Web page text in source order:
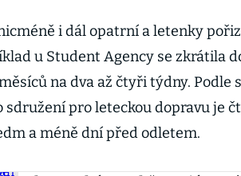
i dál opatrní a letenky
u Student Agency se zkrátila
na dva až čtyři týdny. Podle
sdružení pro leteckou dopravu je
a méně dní před odletem.